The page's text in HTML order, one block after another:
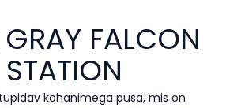
GRAY FALCON
STATION
kohanimega pusa, mis on